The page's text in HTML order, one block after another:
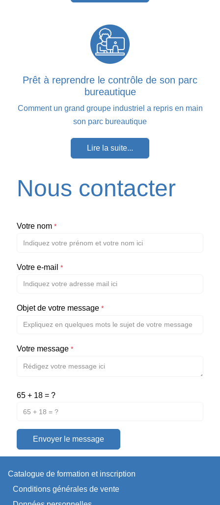
Prêt à reprendre le contrôle de son parc
bureautique
Comment un grand groupe industriel a repris en main
son parc bureautique
Lire la suite...
Nous contacter
Votre nom*
Votre e-mail*
Objet de votre message*
Votre message*
65 + 18 = ?
Envoyer le message
Catalogue de formation et inscription
Conditions générales de vente